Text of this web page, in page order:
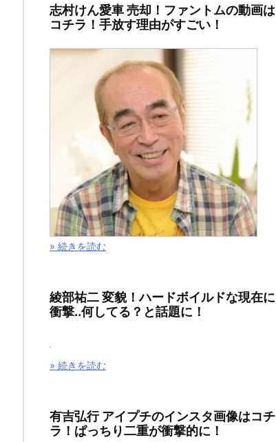
カ
デ
ミ
話
（ジ
ャ
ン
プ
刊
２
１
４・
志村けん愛車 売却！ファントムの動画は
コチラ！手放す理由がすごい！
» 続きを読む
綾部祐二 変貌！ハードボイルドな現在に
衝撃..何してる？と話題に！
» 続きを読む
有吉弘行 アイプチのインスタ画像はコチ
ラ！ぱっちり二重が衝撃的に！